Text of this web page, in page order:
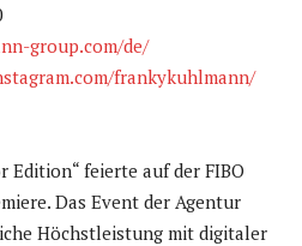
group.com/de/
frankykuhlmann/
Edition“ feierte auf der FIBO
Das Event der Agentur
Höchstleistung mit digitaler